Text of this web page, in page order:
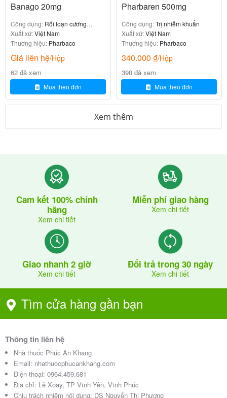
-Độ thanh thải Creatinin 5 – 29ml/phút 1/2 viên/ngày.
-Đang điều trị thẩm phân máu 2 viên/ngày vào cuối
mỗi lần thẩm phân.
Cần làm gì khi một lần quên không
uống thuốc, quá liều và cách xử trí?
-Uống quá liều gây buồn nôn, nôn, đau thượng vị,
tiêu chảy, co giật.
-Đến cơ sở y tế gần nhất để có hướng xử trí kịp thời.
Tránh dùng đồng thời các thuốc và
thức ăn khi đang sử dụng thuốc
Cefriven 200
Cần liệt kê đầy đủ các loại thuốc bạn đang sử dụng
để bác sĩ có hướng điều trị phù hợp.
-Kết hợp thuốc kháng Histamin H2 làm tăng nguy cơ
quá liều do tăng nồng độ Ceftibuten trong máu.
Banago 20mg
Công dụng: Rối loạn cương
dương
Xuất xứ:Việt Nam
Thương hiệu: Pharbaco
Giá liên hệ/Hộp
62 đã xem
Mua theo đơn
Pharbaren 500mg
Công dụng:Trị nhiễm khuẩn
Xuất xứ:Việt Nam
Thương hiệu: Pharbaco
340.000 ₫/Hộp
390 đã xem
Mua theo đơn
Xem thêm
Cam kết 100% chính
hãng
Xem chi tiết
Miễn phí giao hàng
Xem chi tiết
Giao nhanh 2 giờ
Xem chi tiết
Đổi trả trong 30 ngày
Xem chi tiết
Tìm cửa hàng gần bạn
Thông tin liên hệ
Nhà thuốc Phúc An Khang
Email: nhathuocphucankhang.com
Điện thoại: 0964.459.681
Địa chỉ: Lê Xoay, TP Vĩnh Yên, Vĩnh Phúc
Chịu trách nhiệm nội dung: DS Nguyễn Thị Phượng